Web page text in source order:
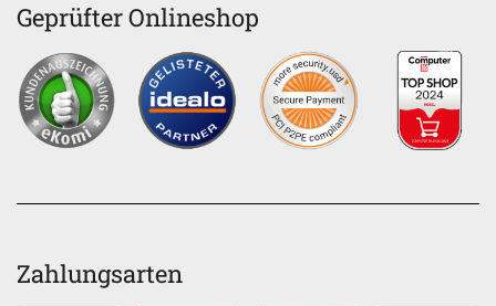
Geprüfter Onlineshop
Zahlungsarten